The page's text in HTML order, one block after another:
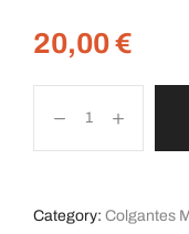
20,00€
Category: Colgantes